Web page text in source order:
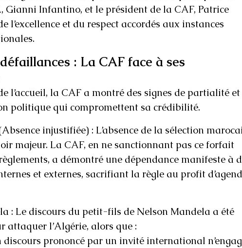
Gianni Infantino, et le président de la CAF, Patrice
l’excellence et du respect accordés aux instances
: La CAF face à ses
l’accueil, la CAF a montré des signes de partialité et
politique qui compromettent sa crédibilité.
injustifiée) : L’absence de la sélection
majeur. La CAF, en ne sanctionnant pas ce forfait
a démontré une dépendance manifeste à
et externes, sacrifiant la règle au profit
: Le discours du petit-fils de Nelson Mandela a été
attaquer l’Algérie, alors que :
discours prononcé par un invité international